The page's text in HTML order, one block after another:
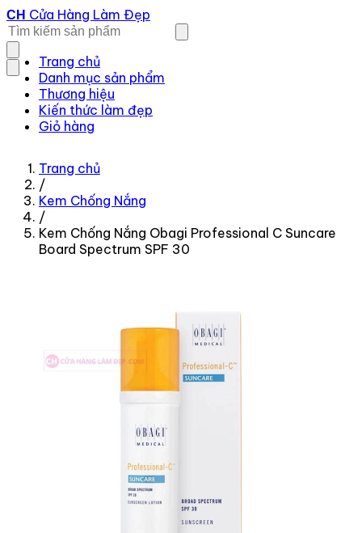
CH Cửa Hàng Làm Đẹp
Trang chủ
Danh mục sản phẩm
Thương hiệu
Kiến thức làm đẹp
Giỏ hàng
Trang chủ
/
Kem Chống Nắng
/
Kem Chống Nắng Obagi Professional C Suncare
Board Spectrum SPF 30